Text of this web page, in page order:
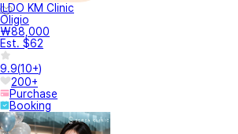
ILDO KM Clinic
Oligio
₩88,000
Est. $62
9.9(10+)
200+
Purchase
Booking